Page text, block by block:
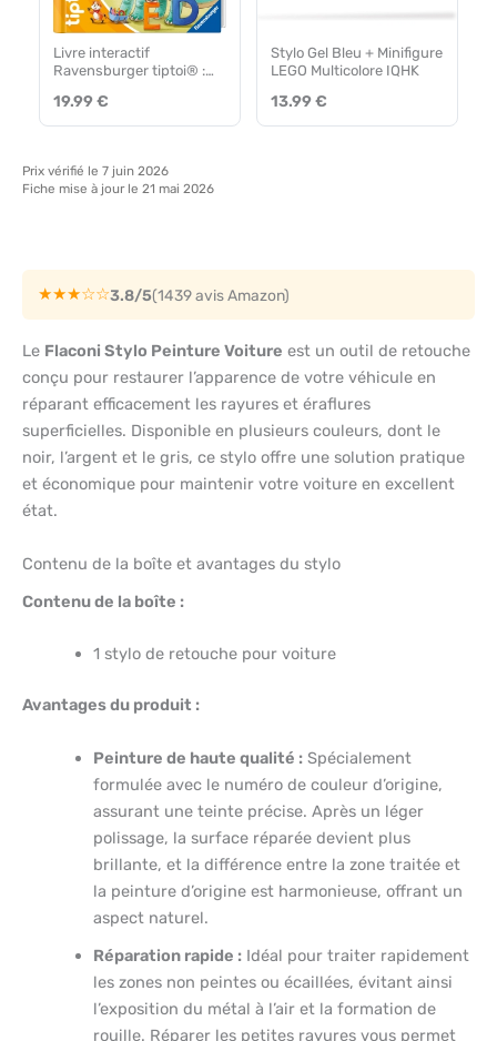
Livre interactif
Ravensburger tiptoi® :
19.99 €
Stylo Gel Bleu + Minifigure
LEGO Multicolore IQHK
13.99 €
Prix vérifié le 7 juin 2026
Fiche mise à jour le 21 mai 2026
★★★☆☆3.8/5(1439 avis Amazon)
Le Flaconi Stylo Peinture Voiture est un outil de retouche
conçu pour restaurer l’apparence de votre véhicule en
réparant efficacement les rayures et éraflures
superficielles. Disponible en plusieurs couleurs, dont le
noir, l’argent et le gris, ce stylo offre une solution pratique
et économique pour maintenir votre voiture en excellent
état.
Contenu de la boîte et avantages du stylo
Contenu de la boîte :
1 stylo de retouche pour voiture
Avantages du produit :
Peinture de haute qualité :Spécialement
formulée avec le numéro de couleur d’origine,
assurant une teinte précise. Après un léger
polissage, la surface réparée devient plus
brillante, et la différence entre la zone traitée et
la peinture d’origine est harmonieuse, offrant un
aspect naturel.
Réparation rapide :Idéal pour traiter rapidement
les zones non peintes ou écaillées, évitant ainsi
l’exposition du métal à l’air et la formation de
rouille. Réparer les petites rayures vous permet